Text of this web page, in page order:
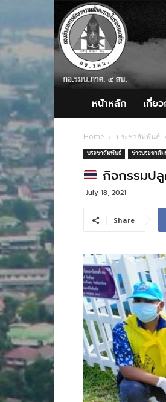
กอ.รมน.ภาค
4
สน.
หน้าหลัก เกี่ย
Home ประชาสัมพันธ์
ประชาสัมพันธ์ ข่าวประชาสั
กิจกรรมป
July 18, 2021
Share